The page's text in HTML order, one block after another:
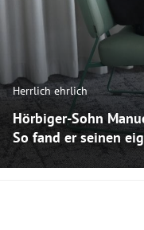
Herrlich ehrlich
Hörbiger-Sohn
So fand er seinen